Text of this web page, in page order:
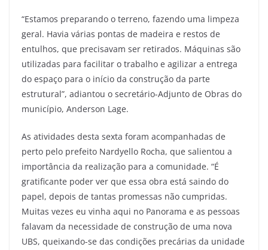
“Estamos preparando o terreno, fazendo uma limpeza
geral. Havia várias pontas de madeira e restos de
entulhos, que precisavam ser retirados. Máquinas são
utilizadas para facilitar o trabalho e agilizar a entrega
do espaço para o início da construção da parte
estrutural”, adiantou o secretário-Adjunto de Obras do
município, Anderson Lage.
As atividades desta sexta foram acompanhadas de
perto pelo prefeito Nardyello Rocha, que salientou a
importância da realização para a comunidade. “É
gratificante poder ver que essa obra está saindo do
papel, depois de tantas promessas não cumpridas.
Muitas vezes eu vinha aqui no Panorama e as pessoas
falavam da necessidade de construção de uma nova
UBS, queixando-se das condições precárias da unidade